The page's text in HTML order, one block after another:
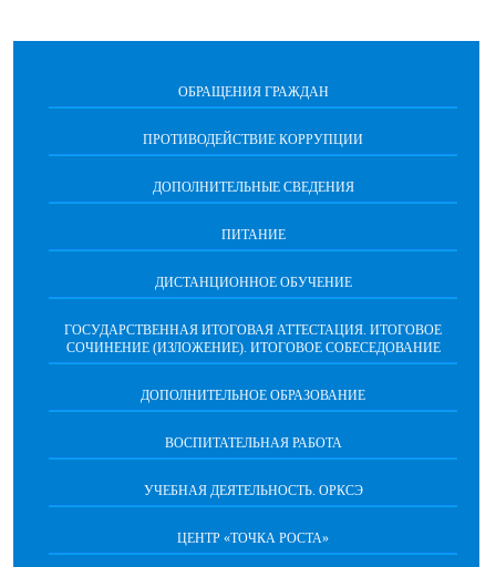
ОБРАЩЕНИЯ ГРАЖДАН
ПРОТИВОДЕЙСТВИЕ КОРРУПЦИИ
ДОПОЛНИТЕЛЬНЫЕ СВЕДЕНИЯ
ПИТАНИЕ
ДИСТАНЦИОННОЕ ОБУЧЕНИЕ
ГОСУДАРСТВЕННАЯ ИТОГОВАЯ АТТЕСТАЦИЯ. ИТОГОВОЕ
СОЧИНЕНИЕ (ИЗЛОЖЕНИЕ). ИТОГОВОЕ СОБЕСЕДОВАНИЕ
ДОПОЛНИТЕЛЬНОЕ ОБРАЗОВАНИЕ
ВОСПИТАТЕЛЬНАЯ РАБОТА
УЧЕБНАЯ ДЕЯТЕЛЬНОСТЬ. ОРКСЭ
ЦЕНТР «ТОЧКА РОСТА»